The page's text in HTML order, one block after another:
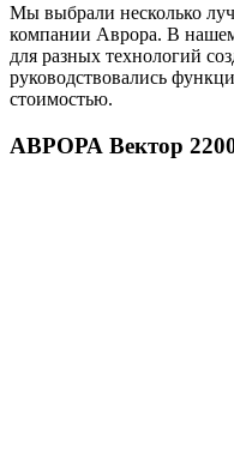
Мы выбрали несколько
компании Аврора. В
для разных технологий
руководствовались
стоимостью.
АВРОРА Вектор